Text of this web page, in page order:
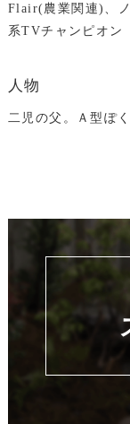
Flair(農業関連)、
系TVチャンピオン
人物
二児の父。Ａ型ぽ